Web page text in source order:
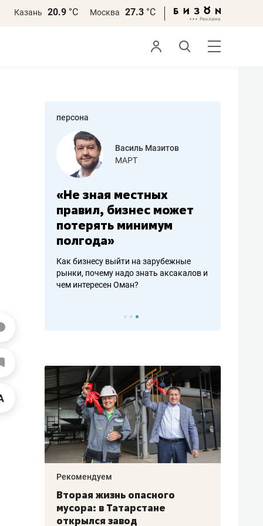
Казань 20.9 °С Москва 27.3 °С
персона
Василь Мазитов
МАРТ
«Не зная местных
правил, бизнес может
потерять минимум
полгода»
Как бизнесу выйти на зарубежные
рынки, почему надо знать аксакалов и
чем интересен Оман?
Рекомендуем
Вторая жизнь опасного
мусора: в Татарстане
открылся завод